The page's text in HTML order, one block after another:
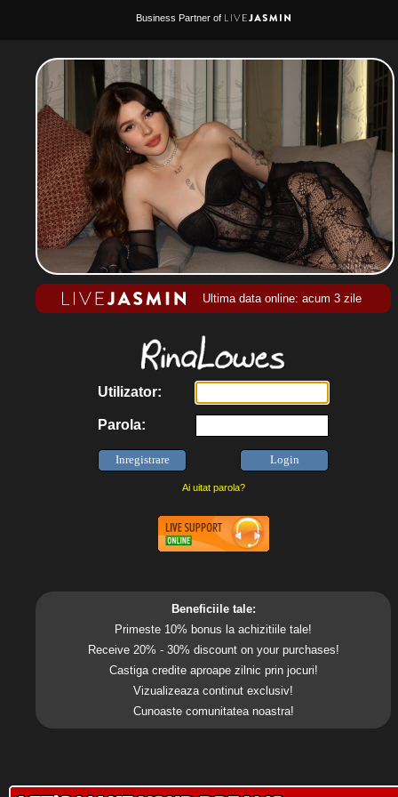
Business Partner of
Ultima data online: acum 3 zile
Utilizator:
Parola:
Ai uitat parola?
Beneficiile tale:
Primeste 10% bonus la achizitiile tale!
Receive 20% - 30% discount on your purchases!
Castiga credite aproape zilnic prin jocuri!
Vizualizeaza continut exclusiv!
Cunoaste comunitatea noastra!